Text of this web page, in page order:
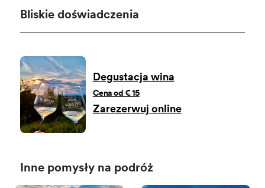
Bliskie doświadczenia
Degustacja wina
Cena od € 15
Zarezerwuj online
Inne pomysły na podróż